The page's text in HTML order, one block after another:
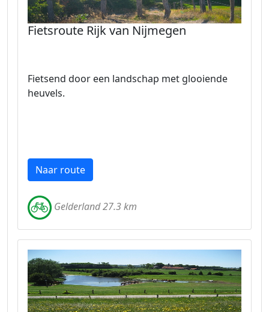
Fietsroute Rijk van Nijmegen
Fietsend door een landschap met glooiende
heuvels.
Naar route
Gelderland 27.3 km